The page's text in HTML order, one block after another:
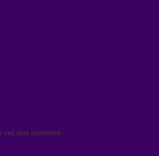
que comente.